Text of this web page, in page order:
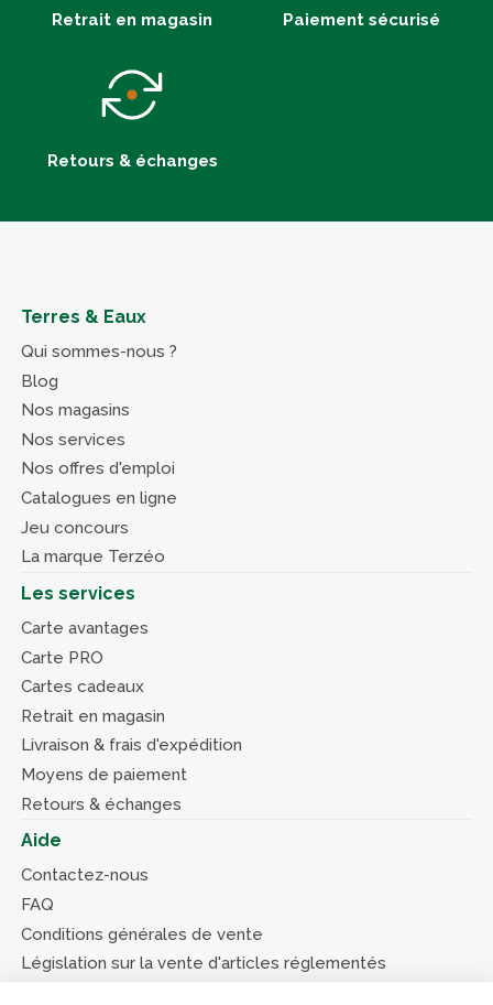
Retrait en magasin Paiement sécurisé
Retours & échanges
Terres & Eaux
Qui sommes-nous ?
Blog
Nos magasins
Nos services
Nos offres d'emploi
Catalogues en ligne
Jeu concours
La marque Terzéo
Les services
Carte avantages
Carte PRO
Cartes cadeaux
Retrait en magasin
Livraison & frais d'expédition
Moyens de paiement
Retours & échanges
Aide
Contactez-nous
FAQ
Conditions générales de vente
Législation sur la vente d'articles réglementés